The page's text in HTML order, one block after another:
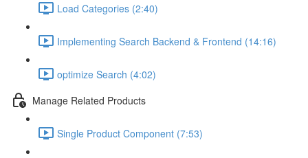
Load Categories (2:40)
Implementing Search Backend & Frontend (14:16)
optimize Search (4:02)
Manage Related Products
Single Product Component (7:53)